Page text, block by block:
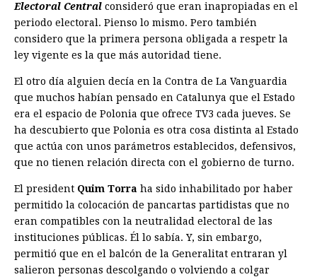
Electoral Central consideró que eran inapropiadas en el
periodo electoral. Pienso lo mismo. Pero también
considero que la primera persona obligada a respetr la
ley vigente es la que más autoridad tiene.
El otro día alguien decía en la Contra de La Vanguardia
que muchos habían pensado en Catalunya que el Estado
era el espacio de Polonia que ofrece TV3 cada jueves. Se
ha descubierto que Polonia es otra cosa distinta al Estado
que actúa con unos parámetros establecidos, defensivos,
que no tienen relación directa con el gobierno de turno.
El president Quim Torra ha sido inhabilitado por haber
permitido la colocación de pancartas partidistas que no
eran compatibles con la neutralidad electoral de las
instituciones públicas. Él lo sabía. Y, sin embargo,
permitió que en el balcón de la Generalitat entraran yl
salieron personas descolgando o volviendo a colgar